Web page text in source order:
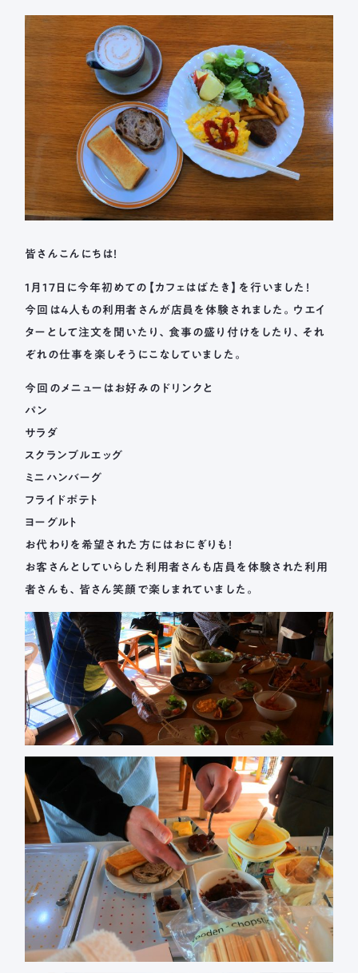
採用情報募集要項新着情報ブログ
メールフォームまたはお電話から、
お気軽にご連絡ください。
法人本部 TEL ： 058-244-0027
受付時間 ： 平日 9:00 ~ 17:00
皆さんこんにちは！
1月17日に今年初めての【カフェはばたき】を行いました！
今回は4人もの利用者さんが店員を体験されました。ウエイ
ターとして注文を聞いたり、食事の盛り付けをしたり、それ
ぞれの仕事を楽しそうにこなしていました。
今回のメニューはお好みのドリンクと
パン
サラダ
スクランブルエッグ
ミニハンバーグ
フライドポテト
ヨーグルト
お代わりを希望された方にはおにぎりも！
お客さんとしていらした利用者さんも店員を体験された利用
者さんも、皆さん笑顔で楽しまれていました。